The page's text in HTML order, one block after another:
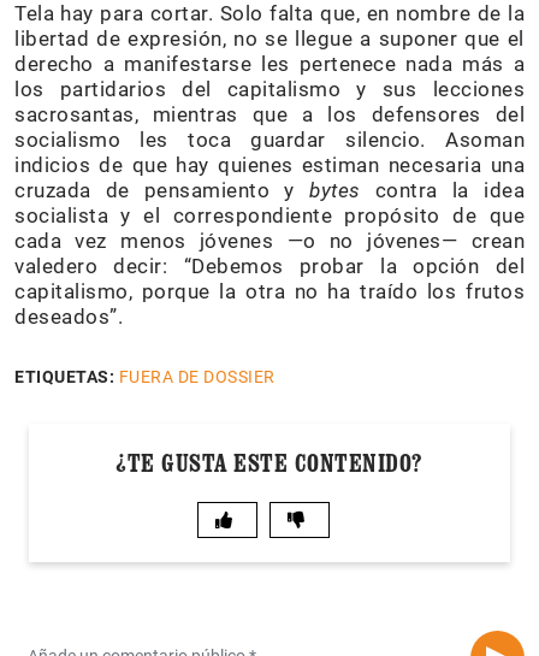
Tela hay para cortar. Solo falta que, en nombre de la
libertad de expresión, no se llegue a suponer que el
derecho a manifestarse les pertenece nada más a
los partidarios del capitalismo y sus lecciones
sacrosantas, mientras que a los defensores del
socialismo les toca guardar silencio. Asoman
indicios de que hay quienes estiman necesaria una
cruzada de pensamiento ybytes contra la idea
socialista y el correspondiente propósito de que
cada vez menos jóvenes —o no jóvenes— crean
valedero decir: “Debemos probar la opción del
capitalismo, porque la otra no ha traído los frutos
deseados”.
ETIQUETAS: FUERA DE DOSSIER
¿TE GUSTA ESTE CONTENIDO?